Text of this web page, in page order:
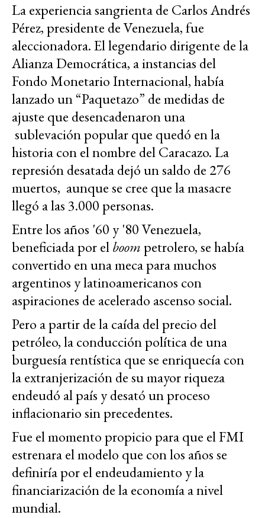
La experiencia sangrienta de Carlos Andrés
Pérez, presidente de Venezuela, fue
aleccionadora. El legendario dirigente de la
Alianza Democrática, a instancias del
Fondo Monetario Internacional, había
lanzado un “Paquetazo” de medidas de
ajuste que desencadenaron una
sublevación popular que quedó en la
historia con el nombre del Caracazo. La
represión desatada dejó un saldo de 276
muertos, aunque se cree que la masacre
llegó a las 3.000 personas.
Entre los años '60 y '80 Venezuela,
beneficiada por elboom petrolero, se había
convertido en una meca para muchos
argentinos y latinoamericanos con
aspiraciones de acelerado ascenso social.
Pero a partir de la caída del precio del
petróleo, la conducción política de una
burguesía rentística que se enriquecía con
la extranjerización de su mayor riqueza
endeudó al país y desató un proceso
inflacionario sin precedentes.
Fue el momento propicio para que el FMI
estrenara el modelo que con los años se
definiría por el endeudamiento y la
financiarización de la economía a nivel
mundial.